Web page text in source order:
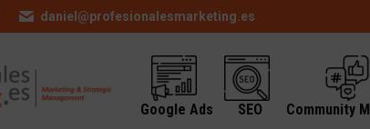
daniel@profesionalesmarketing.es
Google Ads SEO Community